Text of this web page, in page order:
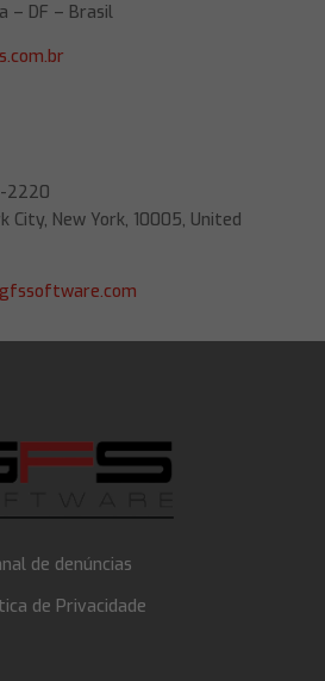
– DF – Brasil
2220
City, New York, 10005, United
de denúncias
de Privacidade